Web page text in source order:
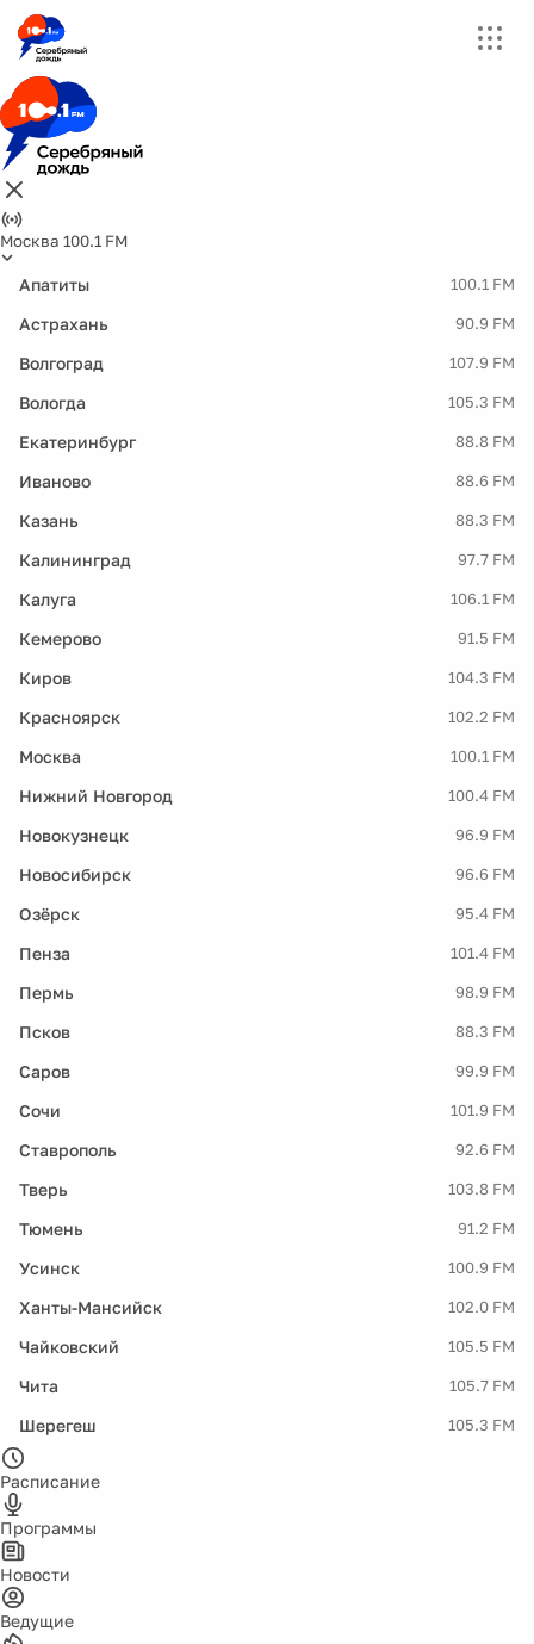
Москва 100.1 FM
Апатиты 100.1 FM
Астрахань 90.9 FM
Волгоград 107.9 FM
Вологда 105.3 FM
Екатеринбург 88.8 FM
Иваново 88.6 FM
Казань 88.3 FM
Калининград 97.7 FM
Калуга 106.1 FM
Кемерово 91.5 FM
Киров 104.3 FM
Красноярск 102.2 FM
Москва 100.1 FM
Нижний Новгород 100.4 FM
Новокузнецк 96.9 FM
Новосибирск 96.6 FM
Озёрск 95.4 FM
Пенза 101.4 FM
Пермь 98.9 FM
Псков 88.3 FM
Саров 99.9 FM
Сочи 101.9 FM
Ставрополь 92.6 FM
Тверь 103.8 FM
Тюмень 91.2 FM
Усинск 100.9 FM
Ханты-Мансийск 102.0 FM
Чайковский 105.5 FM
Чита 105.7 FM
Шерегеш 105.3 FM
Расписание
Программы
Новости
Ведущие